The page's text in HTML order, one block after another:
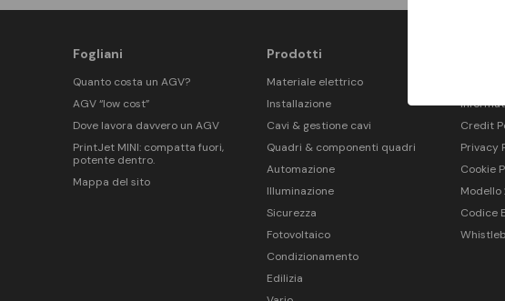
Fogliani
Quanto costa un AGV?
AGV “low cost”
Dove lavora davvero un AGV
PrintJet MINI: compatta fuori,
potente dentro.
Mappa del sito
Prodotti
Materiale elettrico
Installazione
Cavi & gestione cavi
Quadri & componenti quadri
Automazione
Illuminazione
Sicurezza
Fotovoltaico
Condizionamento
Edilizia
Credit
Privacy
Cookie
Modello
Codice